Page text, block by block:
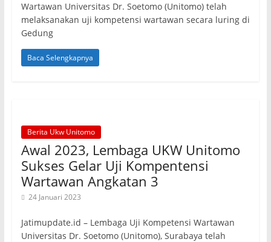
Wartawan Universitas Dr. Soetomo (Unitomo) telah
melaksanakan uji kompetensi wartawan secara luring di
Gedung
Baca Selengkapnya
Berita Ukw Unitomo
Awal 2023, Lembaga UKW Unitomo
Sukses Gelar Uji Kompentensi
Wartawan Angkatan 3
24 Januari 2023
Jatimupdate.id – Lembaga Uji Kompetensi Wartawan
Universitas Dr. Soetomo (Unitomo), Surabaya telah